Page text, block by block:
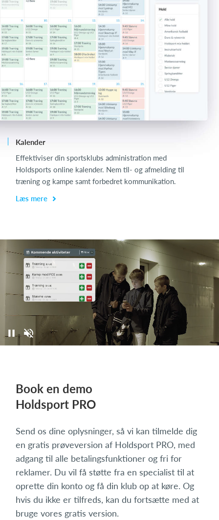
Kalender
Effektiviser din sportsklubs administration med
Holdsports online kalender. Nem til- og afmelding til
træning og kampe samt forbedret kommunikation.
Læs mere
Book en demo
Holdsport PRO
Send os dine oplysninger, så vi kan tilmelde dig
en gratis prøveversion af Holdsport PRO, med
adgang til alle betalingsfunktioner og fri for
reklamer. Du vil få støtte fra en specialist til at
oprette din konto og få din klub op at køre. Og
hvis du ikke er tilfreds, kan du fortsætte med at
bruge vores gratis version.